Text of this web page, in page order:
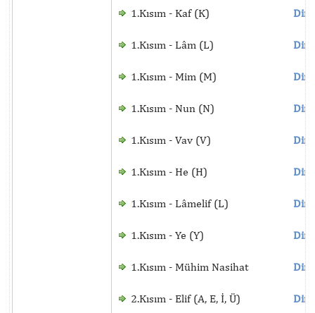
1.Kısım - Kaf (K)
1.Kısım - Lâm (L)
1.Kısım - Mim (M)
1.Kısım - Nun (N)
1.Kısım - Vav (V)
1.Kısım - He (H)
1.Kısım - Lâmelif (L)
1.Kısım - Ye (Y)
1.Kısım - Mühim Nasihat
2.Kısım - Elif (A, E, İ, Ü)